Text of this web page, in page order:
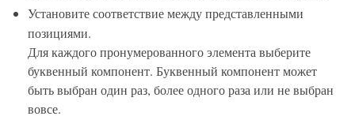
Установите соответствие между представленными
позициями.
Для каждого пронумерованного элемента выберите
буквенный компонент. Буквенный компонент может
быть выбран один раз, более одного раза или не выбран
вовсе.